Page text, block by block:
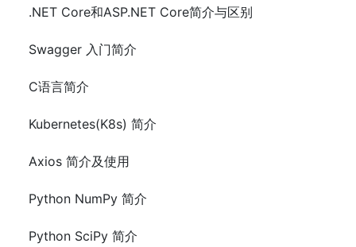
.NET Core和ASP.NET Core简介与区别
Swagger 入门简介
C语言简介
Kubernetes(K8s) 简介
Axios 简介及使用
Python NumPy 简介
Python SciPy 简介